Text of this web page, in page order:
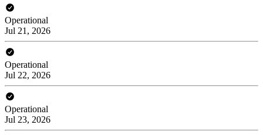
Operational
Jul 21, 2026
Operational
Jul 22, 2026
Operational
Jul 23, 2026